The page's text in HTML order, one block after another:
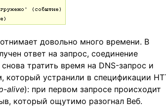
довольно много времени. В
ответ на запрос, соединение
тратить время на DNS-запрос и
устранили в спецификации
alive): при первом запросе происходит
который ощутимо разогнал Веб.